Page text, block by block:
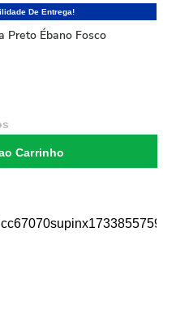
Preto Ébano Fosco
Carrinho